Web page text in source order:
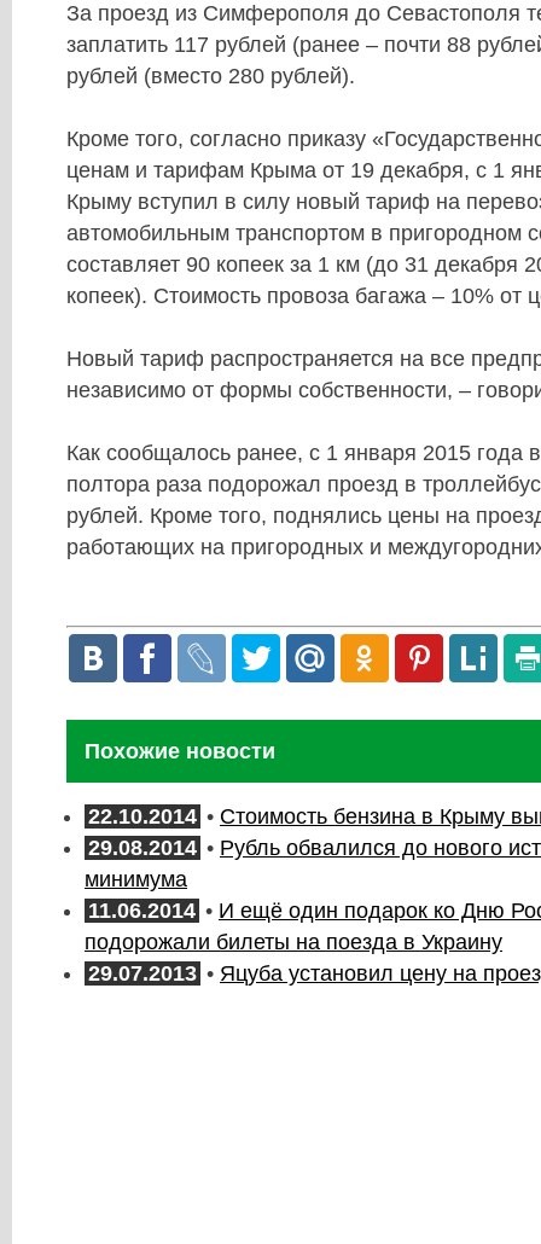
За проезд из Симферополя до Севастополя
заплатить 117 рублей (ранее – почти 88
рублей (вместо 280 рублей).
Кроме того, согласно приказу
ценам и тарифам Крыма от 19 декабря, с 1
Крыму вступил в силу новый тариф на
автомобильным транспортом в пригородном
составляет 90 копеек за 1 км (до 31 декабря
копеек). Стоимость провоза багажа – 10% от
Новый тариф распространяется на все
независимо от формы собственности, –
Как сообщалось ранее, с 1 января 2015
полтора раза подорожал проезд в
рублей. Кроме того, поднялись цены на
работающих на пригородных и
Похожие новости
22.10.2014 • Стоимость бензина в Крыму
29.08.2014 • Рубль обвалился до нового
минимума
11.06.2014 • И ещё один подарок ко Дню
подорожали билеты на поезда в Украину
29.07.2013 • Яцуба установил цену на